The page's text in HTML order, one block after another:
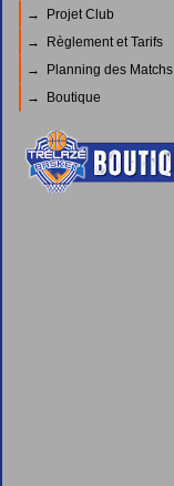
→ Projet Club
→ Règlement et Tarifs
→ Planning des Matchs
→ Boutique